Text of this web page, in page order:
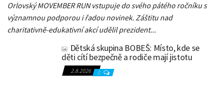
Orlovský MOVEMBER RUN vstupuje do svého pátého ročníku s
významnou podporou i řadou novinek. Záštitu nad
charitativně-edukativní akcí udělil prezident...
Dětská skupina BOBEŠ: Místo, kde se
děti cítí bezpečně a rodiče mají jistotu
2.8.2026 0